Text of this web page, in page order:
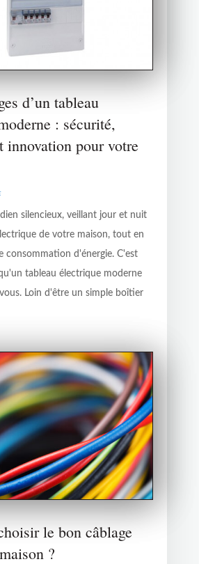
d’un tableau
: sécurité,
innovation pour votre
silencieux, veillant jour et nuit
de votre maison, tout en
consommation d'énergie. C'est
tableau électrique moderne
Loin d'être un simple boîtier
le bon câblage
?